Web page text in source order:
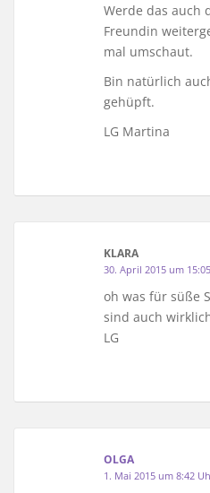
Werde das auch
Freundin
mal umschaut.
Bin natürlich
gehüpft.
LG Martina
KLARA
30. April 2015 um
oh was für süße
sind auch
LG
OLGA
1. Mai 2015 um 8:42